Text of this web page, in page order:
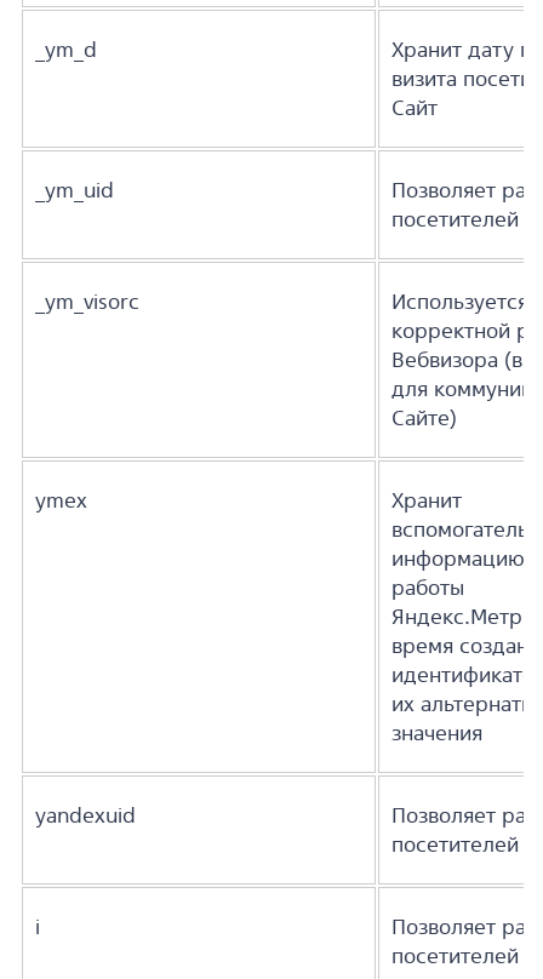
_ym_d
Хранит дату
визита
Сайт
_ym_uid
Позволяет
посетителей
_ym_visorc
Используется
корректной
Вебвизора
для
Сайте)
ymex
Хранит
информацию
работы
время
их
значения
yandexuid
Позволяет
посетителей
i
Позволяет
посетителей